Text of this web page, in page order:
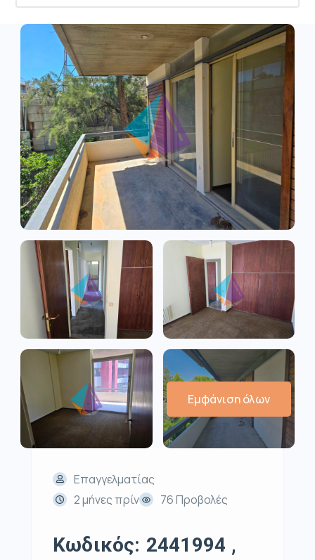
Εμφάνιση όλων
Επαγγελματίας
2 μήνες πρίν
76 Προβολές
Κωδικός: 2441994 ,